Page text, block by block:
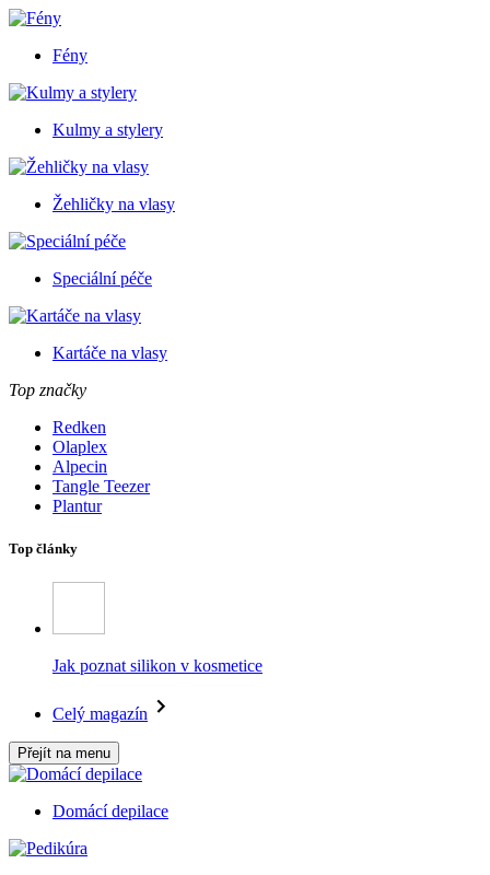
Fény
Kulmy a stylery
Žehličky na vlasy
Speciální péče
Kartáče na vlasy
Top značky
Redken
Olaplex
Alpecin
Tangle Teezer
Plantur
Top články
Jak poznat silikon v kosmetice
Celý magazín
Přejít na menu
Domácí depilace